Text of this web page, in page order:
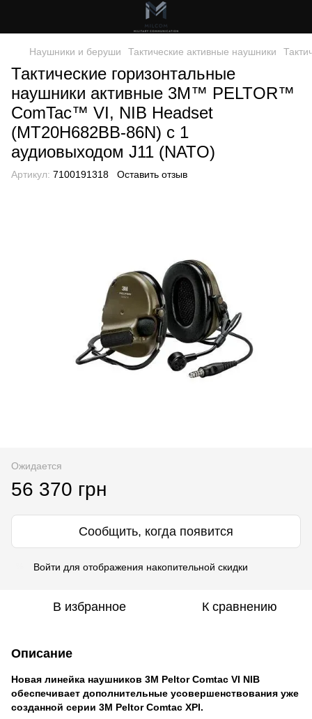
Наушники и беруши Тактические активные наушники
Тактические горизонтальные
наушники активные 3M™ PELTOR™
ComTac™ VI, NIB Headset
(MT20H682BB-86N) с 1
аудиовыходом J11 (NATO)
Артикул: 7100191318 Оставить отзыв
Ожидается
56 370 грн
Сообщить, когда появится
Войти для отображения накопительной скидки
В избранное К сравнению
Описание
Новая линейка наушников 3M Peltor Comtac VI NIB
обеспечивает дополнительные усовершенствования уже
созданной серии 3M Peltor Comtac XPI.